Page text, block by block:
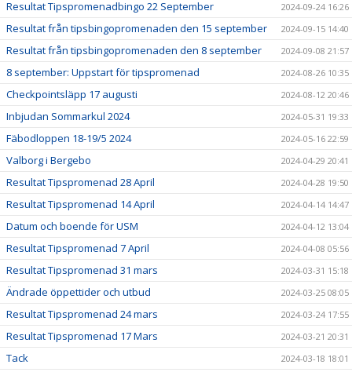
Resultat Tipspromenadbingo 22 September 2024-09-24 16:26
Resultat från tipsbingopromenaden den 15 september 2024-09-15 14:40
Resultat från tipsbingopromenaden den 8 september 2024-09-08 21:57
8 september: Uppstart för tipspromenad 2024-08-26 10:35
Checkpointsläpp 17 augusti 2024-08-12 20:46
Inbjudan Sommarkul 2024 2024-05-31 19:33
Fäbodloppen 18-19/5 2024 2024-05-16 22:59
Valborg i Bergebo 2024-04-29 20:41
Resultat Tipspromenad 28 April 2024-04-28 19:50
Resultat Tipspromenad 14 April 2024-04-14 14:47
Datum och boende för USM 2024-04-12 13:04
Resultat Tipspromenad 7 April 2024-04-08 05:56
Resultat Tipspromenad 31 mars 2024-03-31 15:18
Ändrade öppettider och utbud 2024-03-25 08:05
Resultat Tipspromenad 24 mars 2024-03-24 17:55
Resultat Tipspromenad 17 Mars 2024-03-21 20:31
Tack 2024-03-18 18:01